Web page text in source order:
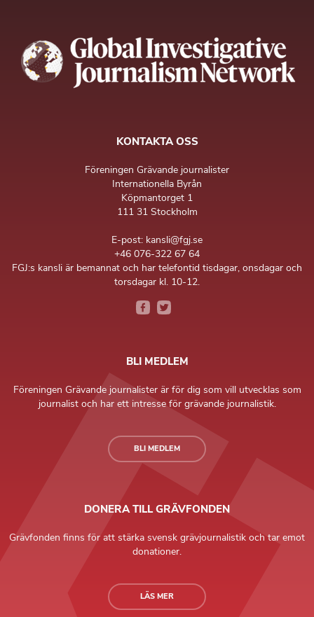
KONTAKTA OSS
Föreningen Grävande journalister
Internationella Byrån
Köpmantorget 1
111 31 Stockholm
E-post: kansli@fgj.se
+46 076-322 67 64
FGJ:s kansli är bemannat och har telefontid tisdagar, onsdagar och
torsdagar kl. 10-12.
BLI MEDLEM
Föreningen Grävande journalister är för dig som vill utvecklas som
journalist och har ett intresse för grävande journalistik.
BLI MEDLEM
DONERA TILL GRÄVFONDEN
Grävfonden finns för att stärka svensk grävjournalistik och tar emot
donationer.
LÄS MER